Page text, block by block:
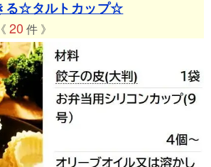
る☆タルトカップ☆
20 件 》